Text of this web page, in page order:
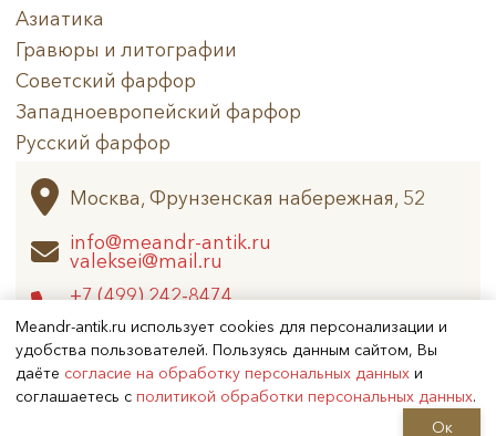
Meandr-antik.ru использует cookies для персонализации и
удобства пользователей. Пользуясь данным сайтом, Вы
даёте согласие на обработку персональных данных и
соглашаетесь с политикой обработки персональных данных.
Ок
Азиатика
Гравюры и литографии
Советский фарфор
Западноевропейский фарфор
Русский фарфор
Архив
Москва, Фрунзенская набережная, 52
info@meandr-antik.ru
valeksei@mail.ru
+7 (499) 242-8474
Не является публичной офертой
Copyright (c) 2026Меандр-Антик